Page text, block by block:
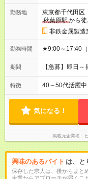
勤務地
東京都千代田区
秋葉原駅から
非鉄金属製造
勤務時間 ★9:00～17:40（
期間 【急募】即日～
特徴 40～50代活躍中
気になる！
掲載元企業名
興味のあるバイト は、と
保存した求人は、後からまと